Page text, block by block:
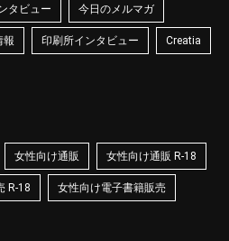
タビュー 今日のメルマガ
報 印刷所インタビュー Creatia
女性向け通販 女性向け通販 R-18
R-18 女性向け電子書籍販売